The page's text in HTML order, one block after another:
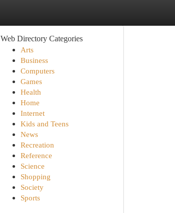
Web Directory Categories
Arts
Business
Computers
Games
Health
Home
Internet
Kids and Teens
News
Recreation
Reference
Science
Shopping
Society
Sports